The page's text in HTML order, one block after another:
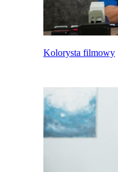
Kolorysta filmowy